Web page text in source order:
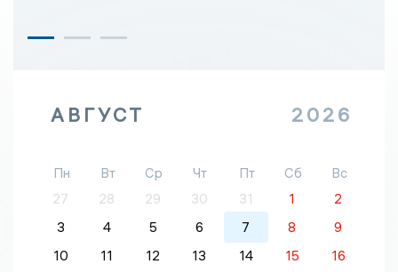
АВГУСТ 2026
Пн Вт Ср Чт Пт Сб
Вс
27
28 29 30 31 1
2
3
4 5 6 7 8
9
10
11 12 13 14 15
16